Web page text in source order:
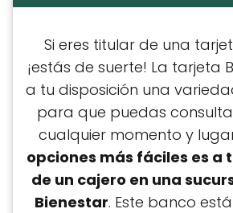
Si eres titular de una
¡estás de suerte! La tarjeta
a tu disposición una
para que puedas
cualquier momento y
opciones más fáciles es a
de un cajero en una
Bienestar. Este banco